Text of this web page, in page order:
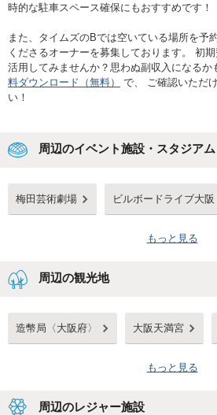
時的な駐車スペース確保にもおすすめです！
また、タイムズのBでは空いている場所を予
くださるオーナーを募集しております。 初
活用してみませんか？思わぬ副収入になるか
料ダウンロード（無料）
で、 ご確認いただ
い！
周辺のイベント施設・スタジアム
梅田芸術劇場 ビルボードライブ大阪
もっと見る
周辺の観光地
造幣局〈大阪府〉 大阪天満宮
もっと見る
周辺のレジャー施設